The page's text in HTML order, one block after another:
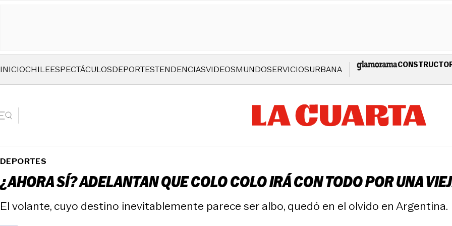
INICIOCHILEESPECTÁCULOSDEPORTESTENDENCIASVIDEOSMUNDOSERVICIOSURBANA
DEPORTES
¿AHORA SÍ? ADELANTAN QUE COLO COLO IRÁ CON TODO POR UNA
El volante, cuyo destino inevitablemente parece ser albo, quedó en el olvido en Argentina.